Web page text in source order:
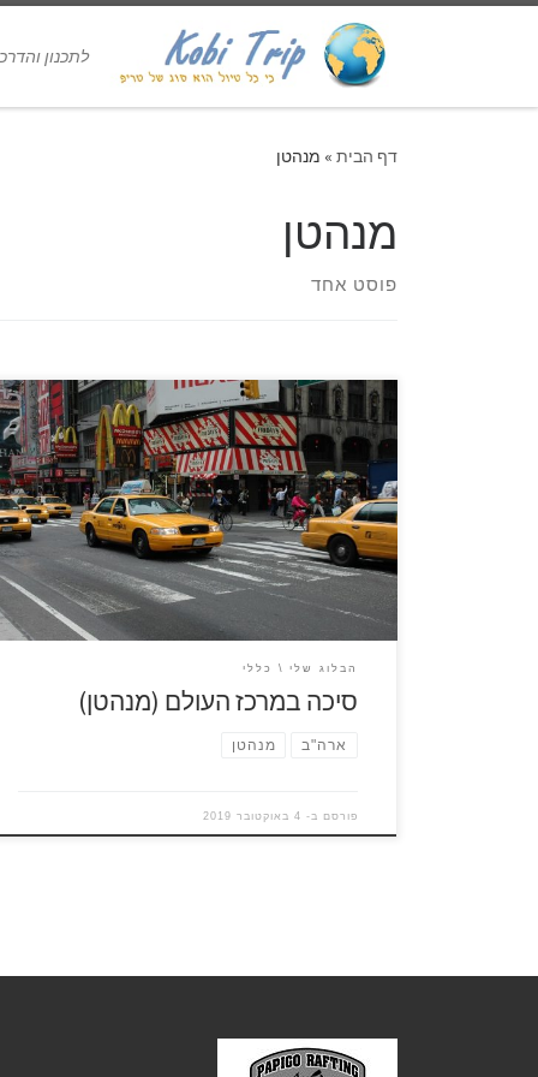
לתכנון והדרכת
דף הבית » מנהטן
מנהטן
פוסט אחד
לכל אחד זה קורה, בסוף היום הראשון במנהטן לכולם
כואב הצוואר, הנסיון לראות את הסוף של גורדי
השחקים כאשר עומדים ברחוב גורם לנו לכאב אבל
אתחיל בהתחלה, אם אתבקש לנעוץ סיכה במרכז
העולם, מן הסתם אנעץ אותה במנהטן, מבחינתי זהו
מרכז העולם, מקום שאפשר להעביר בו חיים שלמים
בלי לצאת […]
הבלוג שלי כללי
סיכה במרכז העולם (מנהטן)
ארה"ב מנהטן
פורסם ב- 4 באוקטובר 2019